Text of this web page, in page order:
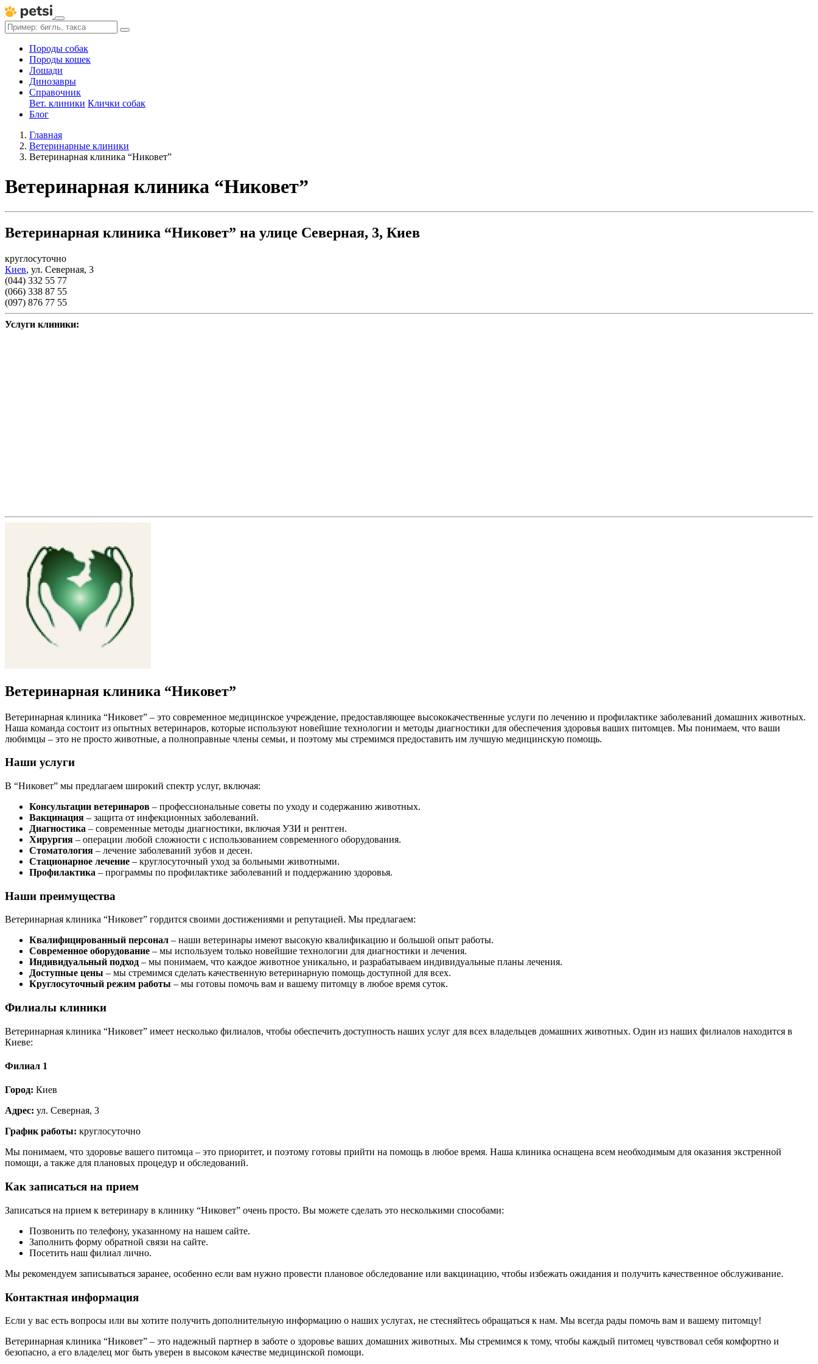
Породы собак
Породы кошек
Лошади
Динозавры
Справочник
Вет. клиники Клички собак
Блог
Главная
Ветеринарные клиники
Ветеринарная клиника “Никовет”
Ветеринарная клиника “Никовет”
Ветеринарная клиника “Никовет” на улице Северная, 3, Киев
круглосуточно
Киев, ул. Северная, 3
(044) 332 55 77
(066) 338 87 55
(097) 876 77 55
Услуги клиники:
Ветеринарная клиника “Никовет”
Ветеринарная клиника “Никовет” – это современное медицинское учреждение, предоставляющее высококачественные услуги по лечению и профилактике заболеваний домашних животных.
Наша команда состоит из опытных ветеринаров, которые используют новейшие технологии и методы диагностики для обеспечения здоровья ваших питомцев. Мы понимаем, что ваши
любимцы – это не просто животные, а полноправные члены семьи, и поэтому мы стремимся предоставить им лучшую медицинскую помощь.
Наши услуги
В “Никовет” мы предлагаем широкий спектр услуг, включая:
Консультации ветеринаров – профессиональные советы по уходу и содержанию животных.
Вакцинация – защита от инфекционных заболеваний.
Диагностика – современные методы диагностики, включая УЗИ и рентген.
Хирургия – операции любой сложности с использованием современного оборудования.
Стоматология – лечение заболеваний зубов и десен.
Стационарное лечение – круглосуточный уход за больными животными.
Профилактика – программы по профилактике заболеваний и поддержанию здоровья.
Наши преимущества
Ветеринарная клиника “Никовет” гордится своими достижениями и репутацией. Мы предлагаем:
Квалифицированный персонал – наши ветеринары имеют высокую квалификацию и большой опыт работы.
Современное оборудование – мы используем только новейшие технологии для диагностики и лечения.
Индивидуальный подход – мы понимаем, что каждое животное уникально, и разрабатываем индивидуальные планы лечения.
Доступные цены – мы стремимся сделать качественную ветеринарную помощь доступной для всех.
Круглосуточный режим работы – мы готовы помочь вам и вашему питомцу в любое время суток.
Филиалы клиники
Ветеринарная клиника “Никовет” имеет несколько филиалов, чтобы обеспечить доступность наших услуг для всех владельцев домашних животных. Один из наших филиалов находится в
Киеве:
Филиал 1
Город: Киев
Адрес: ул. Северная, 3
График работы: круглосуточно
Мы понимаем, что здоровье вашего питомца – это приоритет, и поэтому готовы прийти на помощь в любое время. Наша клиника оснащена всем необходимым для оказания экстренной
помощи, а также для плановых процедур и обследований.
Как записаться на прием
Записаться на прием к ветеринару в клинику “Никовет” очень просто. Вы можете сделать это несколькими способами:
Позвонить по телефону, указанному на нашем сайте.
Заполнить форму обратной связи на сайте.
Посетить наш филиал лично.
Мы рекомендуем записываться заранее, особенно если вам нужно провести плановое обследование или вакцинацию, чтобы избежать ожидания и получить качественное обслуживание.
Контактная информация
Если у вас есть вопросы или вы хотите получить дополнительную информацию о наших услугах, не стесняйтесь обращаться к нам. Мы всегда рады помочь вам и вашему питомцу!
Ветеринарная клиника “Никовет” – это надежный партнер в заботе о здоровье ваших домашних животных. Мы стремимся к тому, чтобы каждый питомец чувствовал себя комфортно и
безопасно, а его владелец мог быть уверен в высоком качестве медицинской помощи.